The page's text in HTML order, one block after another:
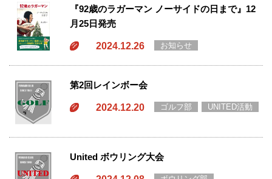
『92歳のラガーマン ノーサイドの日まで』12
月25日発売
2024.12.26 お知らせ
第2回レインボー会
2024.12.20 ゴルフ部 UNITED活動
United ボウリング大会